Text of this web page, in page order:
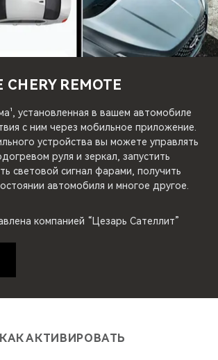
REMOTE
установленная в вашем автомобиле
с ним через мобильное приложение.
устройства вы можете управлять
руля и зеркал, запустить
световой сигнал фарами, получить
автомобиля и многое другое.
компанией “Цезарь Сателлит”
КАК АКТИВИРОВАТЬ